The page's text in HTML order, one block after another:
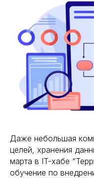
Даже небольшая
целей, хранения
марта в IT-хабе
обучение по